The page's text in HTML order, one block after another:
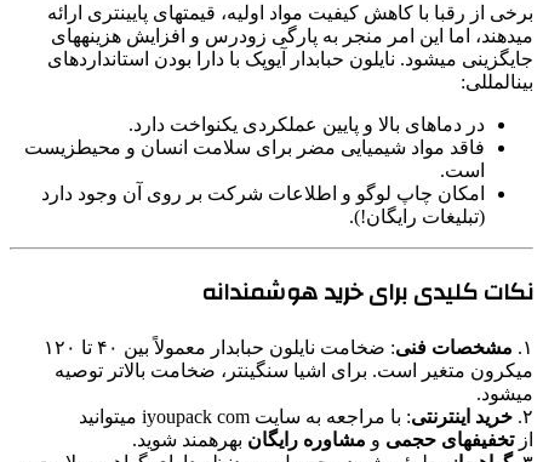
برخی از رقبا با کاهش کیفیت مواد اولیه، قیمتهای پایینتری ارائه
میدهند، اما این امر منجر به پارگی زودرس و افزایش هزینههای
جایگزینی میشود. نایلون حبابدار آیوپک با دارا بودن استانداردهای
بینالمللی:
در دماهای بالا و پایین عملکردی یکنواخت دارد.
فاقد مواد شیمیایی مضر برای سلامت انسان و محیطزیست
است.
امکان چاپ لوگو و اطلاعات شرکت بر روی آن وجود دارد
(تبلیغات رایگان!).
نکات کلیدی برای خرید هوشمندانه
۱. مشخصات فنی
: ضخامت نایلون حبابدار معمولاً بین ۴۰ تا ۱۲۰
میکرون متغیر است. برای اشیا سنگینتر، ضخامت بالاتر توصیه
میشود.
۲. خرید اینترنتی
: با مراجعه به سایت iyoupack com میتوانید
ازتخفیفهای حجمی و مشاوره رایگان بهرهمند شوید.